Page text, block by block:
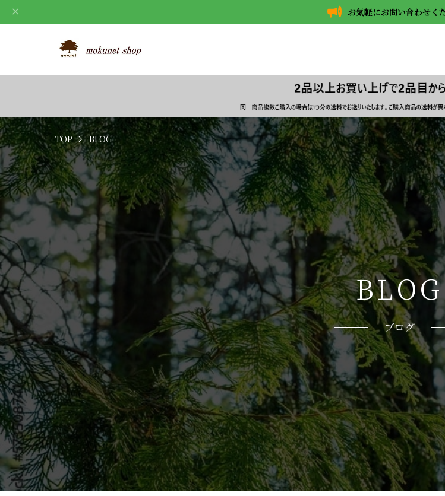
お気軽にお問い合わせく
BLOG
ブログ
TOP BLOG